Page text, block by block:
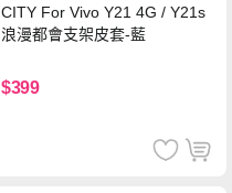
CITY For Vivo Y21 4G / Y21s
浪漫都會支架皮套-藍
$399